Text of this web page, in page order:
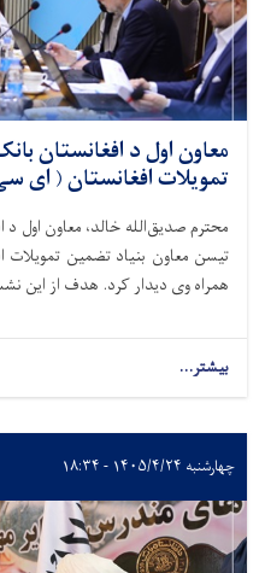
معاون اول د افغانستان
تمویلات افغانستان ( ای
محترم صدیق‌الله خالد، معاون اول
تیسن معاون بنیاد تضمین
همراه وی دیدار کرد. هدف از این
بیشتر...
چهارشنبه ۱۴۰۵/۴/۲۴ - ۱۸:۳۴